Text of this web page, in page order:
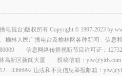
视台)版权所有 Copyright © 1997-2023 by
榆林人民广播电台及榆林网各种新闻﹑信
信息网络传播视听节目许可证：
高新区新闻大厦 投稿信箱：ylw@ylrb.com
违法和不良信息举报邮箱：